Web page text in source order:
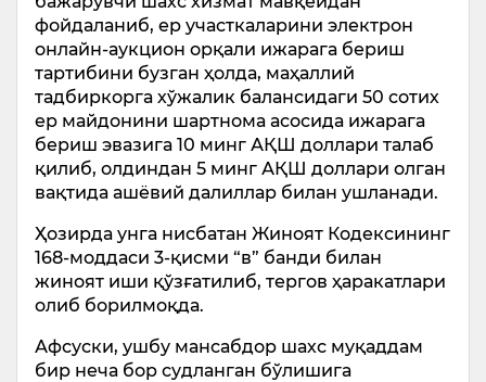
фойдаланиб, ер участкаларини электрон
онлайн-аукцион орқали ижарага бериш
тартибини бузган ҳолда, маҳаллий
тадбиркорга хўжалик балансидаги 50 сотих
ер майдонини шартнома асосида ижарага
бериш эвазига 10 минг АҚШ доллари талаб
қилиб, олдиндан 5 минг АҚШ доллари олган
вақтида ашёвий далиллар билан ушланади.
Ҳозирда унга нисбатан Жиноят Кодексининг
168-моддаси 3-қисми “в” банди билан
жиноят иши қўзғатилиб, тергов ҳаракатлари
олиб борилмоқда.
Афсуски, ушбу мансабдор шахс муқаддам
бир неча бор судланган бўлишига